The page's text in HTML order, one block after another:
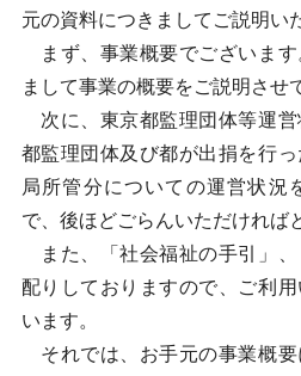
元の資料につきましてご説明い
まず、事業概要でございます
まして事業の概要をご説明させ
次に、東京都監理団体等運
都監理団体及び都が出捐を行
局所管分についての運営状況
で、後ほどごらんいただければ
また、「社会福祉の手引」、
配りしておりますので、ご利
います。
それでは、お手元の事業概